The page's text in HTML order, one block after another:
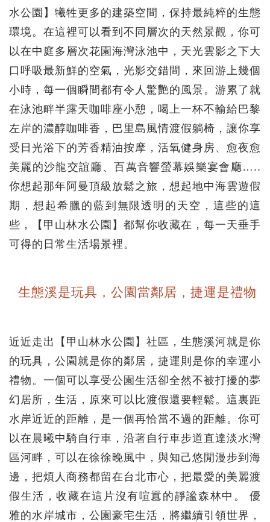
水公園】犧牲更多的建築空間，保持最純粹的生態
環境。在這裡可以看到不同層次的天然景觀，你可
以在中庭多層次花園海灣泳池中，天光雲影之下大
口呼吸最新鮮的空氣，光影交錯間，來回游上幾個
小時，每一個瞬間都有令人驚艷的風景。游累了就
在泳池畔半露天咖啡座小憩，喝上一杯不輸給巴黎
左岸的濃醇咖啡香，巴里島風情渡假躺椅，讓你享
受日光浴下的芳香精油按摩，活氧健身房、愈夜愈
美麗的沙龍交誼廳、百萬音響螢幕娛樂宴會廳…..
你想起那年阿曼頂級放鬆之旅，想起地中海雲遊假
期，想起希臘的藍到無限透明的天空，這些的這
些，【甲山林水公園】都幫你收藏在，每一天垂手
可得的日常生活場景裡。
生態溪是玩具，公園當鄰居，捷運是禮物
近近走出【甲山林水公園】社區，生態溪河就是你
的玩具，公園就是你的鄰居，捷運則是你的幸運小
禮物。一個可以享受公園生活卻全然不被打擾的夢
幻居所，生活，原來可以比渡假還要輕鬆。這裏距
水岸近近的距離，是一個再恰當不過的距離。你可
以在晨曦中騎自行車，沿著自行車步道直達淡水灣
區河畔，可以在徐徐晚風中，與知己悠閒漫步到海
邊，把煩人商務都留在台北市心，把最愛的美麗渡
假生活，收藏在這片沒有喧囂的靜謐森林中。 優
雅的水岸城市，公園豪宅生活，將繼續引領世界，